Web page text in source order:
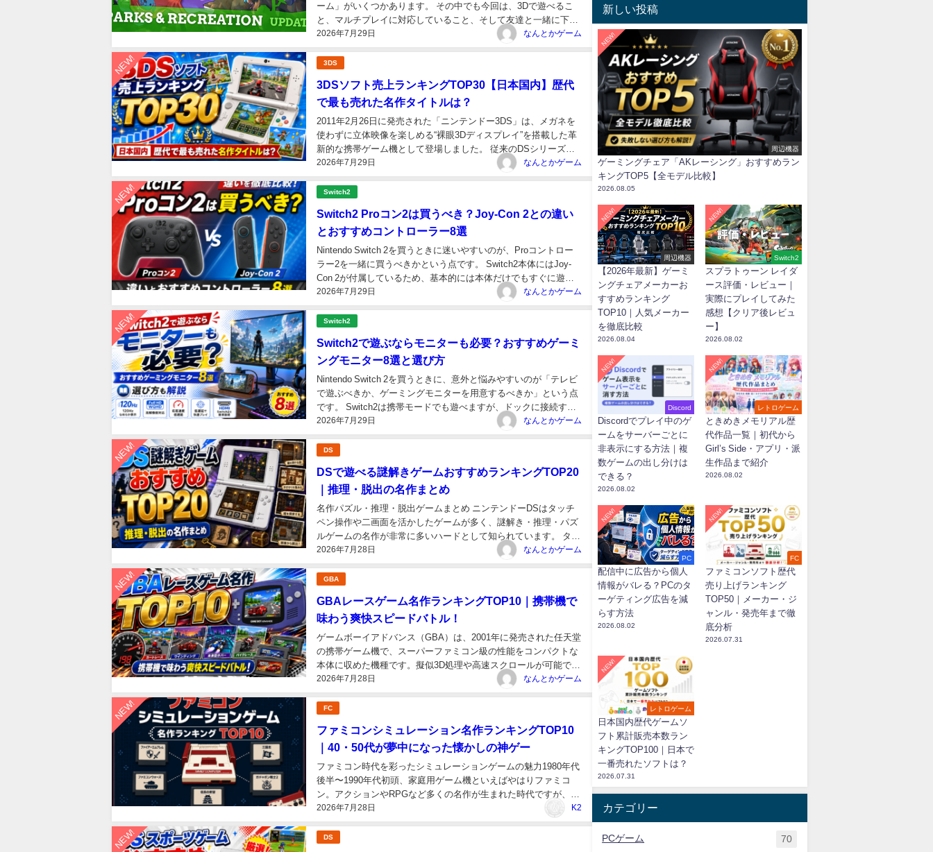
2026年7月29日
ーム」がいくつかあります。 その中でも今回は、3Dで遊べるこ
と、マルチプレイに対応していること、そして友達と一緒に下へ
下へと掘っていく楽しさがあることを重視して、おすすめ作品を
まとめました。 ペットを助けるために洞窟へ向かう爆笑系の協力
ゲームから、ランダム生...
なんとかゲーム
NEW! 3DS
3DSソフト売上ランキングTOP30【日本国内】歴代
で最も売れた名作タイトルは？
2026年7月29日
2011年2月26日に発売された「ニンテンドー3DS」は、メガネを
使わずに立体映像を楽しめる“裸眼3Dディスプレイ”を搭載した革
新的な携帯ゲーム機として登場しました。 従来のDSシリーズを
継承しつつも、グラフィック性能・通信機能・eショップ対応な
どが大幅に進化。「すれちがい通信」や「ARカメラ」など、遊
びの幅を広げる新...
なんとかゲーム
NEW! Switch2
Switch2 Proコン2は買うべき？Joy-Con 2との違い
とおすすめコントローラー8選
2026年7月29日
Nintendo Switch 2を買うときに迷いやすいのが、Proコントロー
ラー2を一緒に買うべきかという点です。 Switch2本体にはJoy-
Con 2が付属しているため、基本的には本体だけでもすぐに遊べ
ます。 ただ、アクションゲームや対戦ゲームを長時間遊ぶ人、テ
レビモード中心で遊ぶ人、操作性を重視する人にとって...
なんとかゲーム
NEW! Switch2
Switch2で遊ぶならモニターも必要？おすすめゲーミ
ングモニター8選と選び方
2026年7月29日
Nintendo Switch 2を買うときに、意外と悩みやすいのが「テレビ
で遊ぶべきか、ゲーミングモニターを用意するべきか」という点
です。 Switch2は携帯モードでも遊べますが、ドックに接続すれ
ばテレビモードで大画面プレイができます。さらに、TVモードで
は最大4K/60fps、1080pまたは1440p選択時は最...
なんとかゲーム
NEW! DS
DSで遊べる謎解きゲームおすすめランキングTOP20
｜推理・脱出の名作まとめ
2026年7月28日
名作パズル・推理・脱出ゲームまとめ ニンテンドーDSはタッチ
ペン操作や二画面を活かしたゲームが多く、謎解き・推理・パズ
ルゲームの名作が非常に多いハードとして知られています。 タッ
チペンでメモを書いたり、画面の仕掛けを直接動かしたりと、
DSならではの操作を活かした謎解きが楽しめるのも魅力です。
また、ストーリー重視の推理...
なんとかゲーム
NEW! GBA
GBAレースゲーム名作ランキングTOP10｜携帯機で
味わう爽快スピードバトル！
2026年7月28日
ゲームボーイアドバンス（GBA）は、2001年に発売された任天堂
の携帯ゲーム機で、スーパーファミコン級の性能をコンパクトな
本体に収めた機種です。擬似3D処理や高速スクロールが可能で、
携帯ゲーム機としては驚異的なレース表現を実現しました。 本記
事では、現在も入手しやすいタイトルを中心に、GBAのレースゲ
ーム名作TOP10...
なんとかゲーム
NEW! FC
ファミコンシミュレーション名作ランキングTOP10
｜40・50代が夢中になった懐かしの神ゲー
2026年7月28日
ファミコン時代を彩ったシミュレーションゲームの魅力1980年代
後半〜1990年代初頭、家庭用ゲーム機といえばやはりファミコ
ン。アクションやRPGなど多くの名作が生まれた時代ですが、そ
の中でも独特の魅力を放っていたのがシミュレーションゲームで
した。 ユニットを動かし、地形を活かし、敵の行動を読みながら
戦略を練る。時には仲...
K2
NEW! DS
新しい投稿
周辺機器
NEW!
ゲーミングチェア「AKレーシング」おすすめラン
キングTOP5【全モデル比較】
2026.08.05
周辺機器
NEW!
【2026年最新】ゲーミ
ングチェアメーカーお
すすめランキング
TOP10｜人気メーカー
を徹底比較
2026.08.04
Switch2
NEW!
スプラトゥーン レイダ
ース評価・レビュー｜
実際にプレイしてみた
感想【クリア後レビュ
ー】
2026.08.02
Discord
NEW!
Discordでプレイ中のゲ
ームをサーバーごとに
非表示にする方法｜複
数ゲームの出し分けは
できる？
2026.08.02
レトロゲーム
NEW!
ときめきメモリアル歴
代作品一覧｜初代から
Girl’s Side・アプリ・派
生作品まで紹介
2026.08.02
PC
NEW!
配信中に広告から個人
情報がバレる？PCのタ
ーゲティング広告を減
らす方法
2026.08.02
FC
NEW!
ファミコンソフト歴代
売り上げランキング
TOP50｜メーカー・ジ
ャンル・発売年まで徹
底分析
2026.07.31
レトロゲーム
NEW!
日本国内歴代ゲームソ
フト累計販売本数ラン
キングTOP100｜日本で
一番売れたソフトは？
2026.07.31
カテゴリー
PCゲーム 70